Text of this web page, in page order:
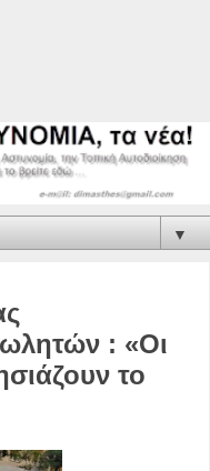
▼
: «Οι
το